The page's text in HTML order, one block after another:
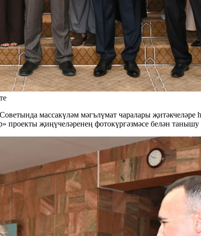
массакүләм мәгълүмат чаралары
җиңүчеләренең фотокүргәзмәсе белән